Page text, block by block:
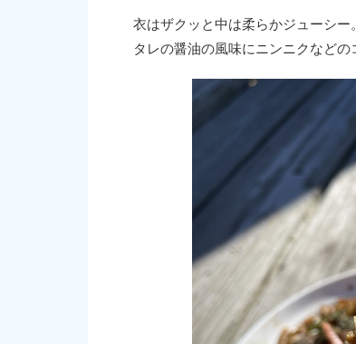
衣はザクッと中は柔らかジューシー。
タレの醤油の風味にニンニクなど